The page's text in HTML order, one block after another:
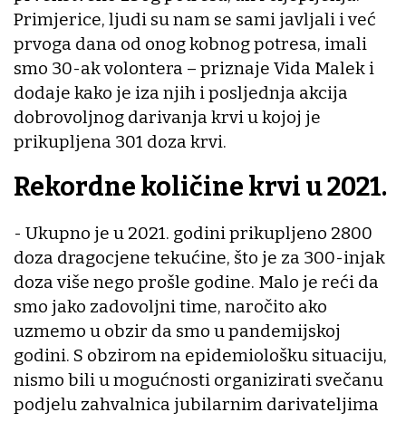
Primjerice, ljudi su nam se sami javljali i već
prvoga dana od onog kobnog potresa, imali
smo 30-ak volontera – priznaje Vida Malek i
dodaje kako je iza njih i posljednja akcija
dobrovoljnog darivanja krvi u kojoj je
prikupljena 301 doza krvi.
Rekordne količine krvi u 2021.
- Ukupno je u 2021. godini prikupljeno 2800
doza dragocjene tekućine, što je za 300-injak
doza više nego prošle godine. Malo je reći da
smo jako zadovoljni time, naročito ako
uzmemo u obzir da smo u pandemijskoj
godini. S obzirom na epidemiološku situaciju,
nismo bili u mogućnosti organizirati svečanu
podjelu zahvalnica jubilarnim darivateljima